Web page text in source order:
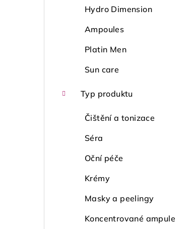
Hydro Dimension
Ampoules
Platin Men
Sun care
Typ produktu
Čištění a tonizace
Séra
Oční péče
Krémy
Masky a peelingy
Koncentrované ampule